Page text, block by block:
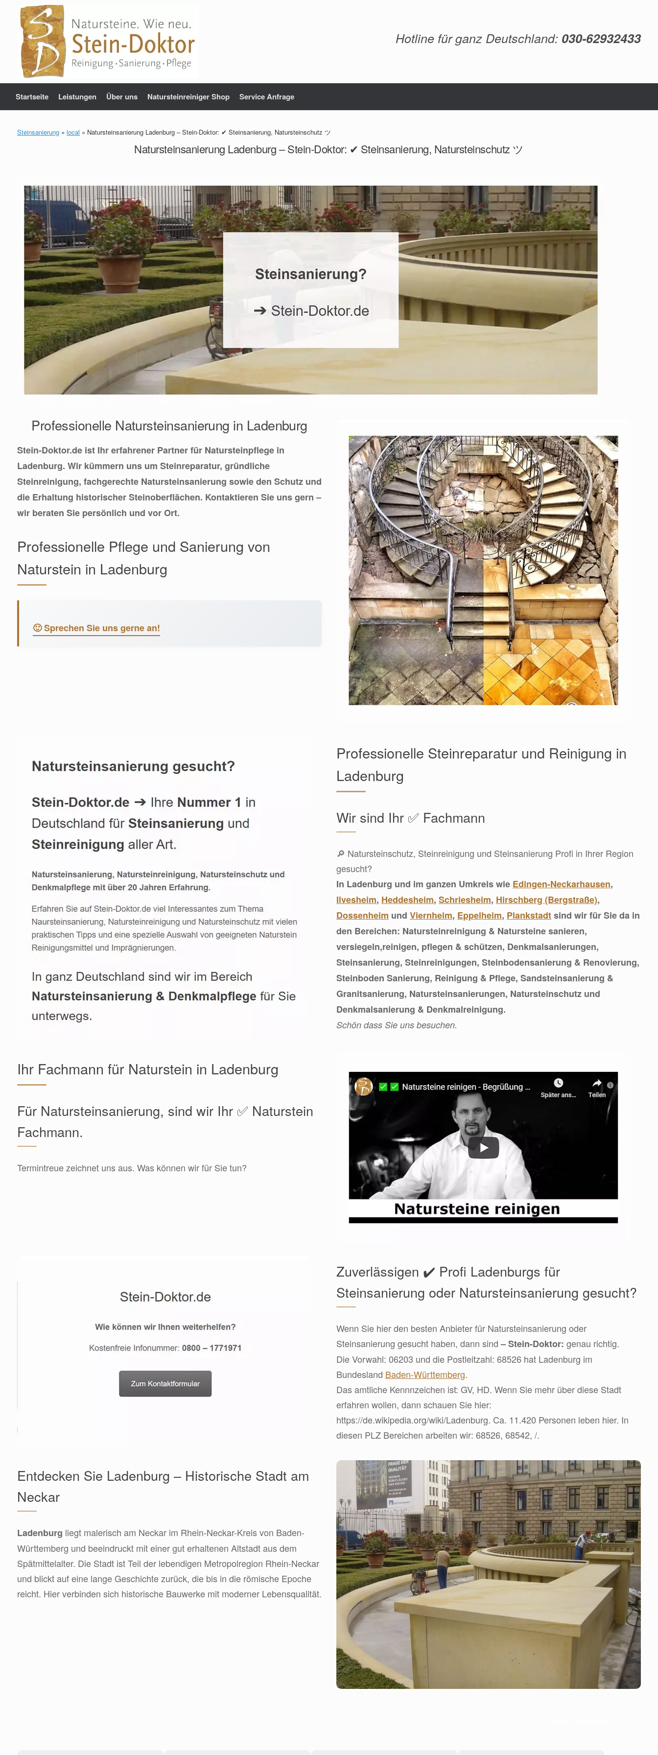
springen
Hotline für ganz Deutschland: 030-62932433
Startseite Leistungen Über uns Natursteinreiniger Shop Service Anfrage
Steinsanierung » local » Natursteinsanierung Ladenburg – Stein-Doktor: ✔ Steinsanierung, Natursteinschutz ツ
Natursteinsanierung Ladenburg – Stein-Doktor: ✔ Steinsanierung, Natursteinschutz ツ
Professionelle Natursteinsanierung in Ladenburg
Stein-Doktor.de ist Ihr erfahrener Partner für Natursteinpflege in
Ladenburg. Wir kümmern uns um Steinreparatur, gründliche
Steinreinigung, fachgerechte Natursteinsanierung sowie den Schutz und
die Erhaltung historischer Steinoberflächen. Kontaktieren Sie uns gern –
wir beraten Sie persönlich und vor Ort.
Professionelle Pflege und Sanierung von
Naturstein in Ladenburg
🙂 Sprechen Sie uns gerne an!
Professionelle Steinreparatur und Reinigung in
Ladenburg
Wir sind Ihr ✅ Fachmann
🔎 Natursteinschutz, Steinreinigung und Steinsanierung Profi in Ihrer Region
gesucht?
In Ladenburg und im ganzen Umkreis wie Edingen-Neckarhausen,
Ilvesheim, Heddesheim, Schriesheim, Hirschberg (Bergstraße),
Dossenheim und Viernheim, Eppelheim, Plankstadtsind wir für Sie da in
den Bereichen: Natursteinreinigung & Natursteine sanieren,
versiegeln,reinigen, pflegen & schützen, Denkmalsanierungen,
Steinsanierung, Steinreinigungen, Steinbodensanierung & Renovierung,
Steinboden Sanierung, Reinigung & Pflege, Sandsteinsanierung &
Granitsanierung, Natursteinsanierungen, Natursteinschutz und
Denkmalsanierung & Denkmalreinigung.
Schön dass Sie uns besuchen.
Ihr Fachmann für Naturstein in Ladenburg
Für Natursteinsanierung, sind wir Ihr ✅ Naturstein
Fachmann.
Termintreue zeichnet uns aus. Was können wir für Sie tun?
Zuverlässigen ✔️ Profi Ladenburgs für
Steinsanierung oder Natursteinsanierung gesucht?
Wenn Sie hier den besten Anbieter für Natursteinsanierung oder
Steinsanierung gesucht haben, dann sind– Stein-Doktor: genau richtig.
Die Vorwahl: 06203 und die Postleitzahl: 68526 hat Ladenburg im
Bundesland Baden-Württemberg.
Das amtliche Kennnzeichen ist: GV, HD. Wenn Sie mehr über diese Stadt
erfahren wollen, dann schauen Sie hier:
https://de.wikipedia.org/wiki/Ladenburg. Ca. 11.420 Personen leben hier. In
diesen PLZ Bereichen arbeiten wir: 68526, 68542, /.
Entdecken Sie Ladenburg – Historische Stadt am
Neckar
Ladenburg liegt malerisch am Neckar im Rhein-Neckar-Kreis von Baden-
Württemberg und beeindruckt mit einer gut erhaltenen Altstadt aus dem
Spätmittelalter. Die Stadt ist Teil der lebendigen Metropolregion Rhein-Neckar
und blickt auf eine lange Geschichte zurück, die bis in die römische Epoche
reicht. Hier verbinden sich historische Bauwerke mit moderner Lebensqualität.